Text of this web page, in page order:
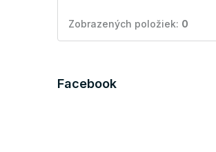
Zobrazených položiek: 0
Facebook